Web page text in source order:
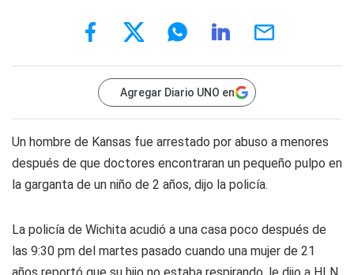
Agregar Diario UNO en
Un hombre de Kansas fue arrestado por abuso a menores
después de que doctores encontraran un pequeño pulpo en
la garganta de un niño de 2 años, dijo la policía.
La policía de Wichita acudió a una casa poco después de
las 9:30 pm del martes pasado cuando una mujer de 21